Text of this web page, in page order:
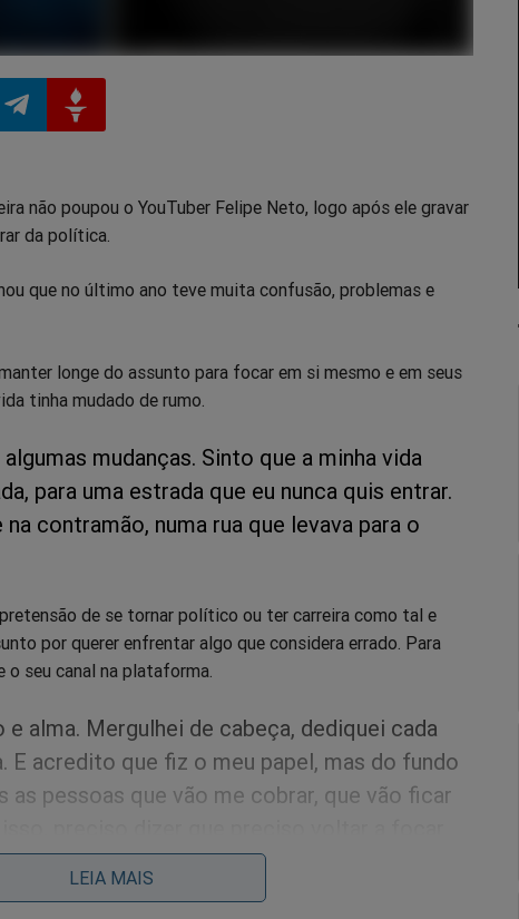
no
no
não poupou o YouTuber Felipe Neto, logo após ele gravar
da política.
que no último ano teve muita confusão, problemas e
longe do assunto para focar em si mesmo e em seus
tinha mudado de rumo.
mudanças. Sinto que a minha vida
para uma estrada que eu nunca quis entrar.
contramão, numa rua que levava para o
de se tornar político ou ter carreira como tal e
por querer enfrentar algo que considera errado. Para
o seu canal na plataforma.
alma. Mergulhei de cabeça, dediquei cada
E acredito que fiz o meu papel, mas do fundo
as pessoas que vão me cobrar, que vão ficar
e no que eu amo fazer, que é produzir
de muitas coisas para essa vida, que não é
LEIA MAIS